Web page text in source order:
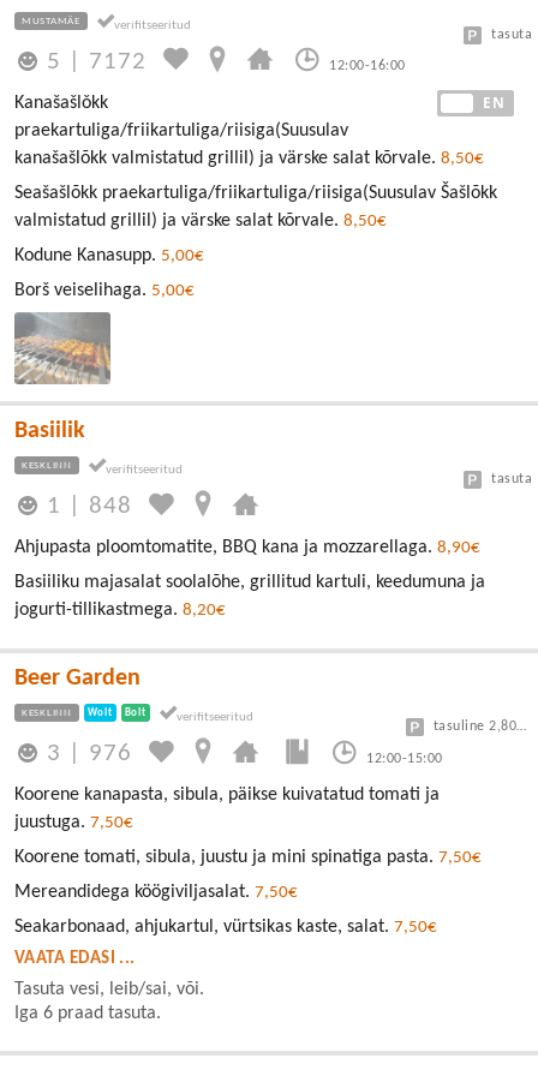
MUSTAMÄE
5 7172 12:00-16:00
tasuta
EN
Kanašašlǒkk
praekartuliga/friikartuliga/riisiga(Suusulav
kanašašlõkk valmistatud grillil) ja värske salat kõrvale. 8,50€
Seašašlõkk praekartuliga/friikartuliga/riisiga(Suusulav Šašlõkk
valmistatud grillil) ja värske salat kõrvale. 8,50€
Kodune Kanasupp. 5,00€
Borš veiselihaga. 5,00€
Basiilik
KESKLINN
1 848
tasuta
Ahjupasta ploomtomatite, BBQ kana ja mozzarellaga. 8,90€
Basiiliku majasalat soolalõhe, grillitud kartuli, keedumuna ja
jogurti-tillikastmega. 8,20€
Beer Garden
KESKLINN Wolt Bolt
3 976 12:00-15:00
tasuline 2,80/30min
Koorene kanapasta, sibula, päikse kuivatatud tomati ja
juustuga. 7,50€
Koorene tomati, sibula, juustu ja mini spinatiga pasta. 7,50€
Mereandidega köögiviljasalat. 7,50€
Seakarbonaad, ahjukartul, vürtsikas kaste, salat. 7,50€
VAATA EDASI ...
Tasuta vesi, leib/sai, või.
Iga 6 praad tasuta.